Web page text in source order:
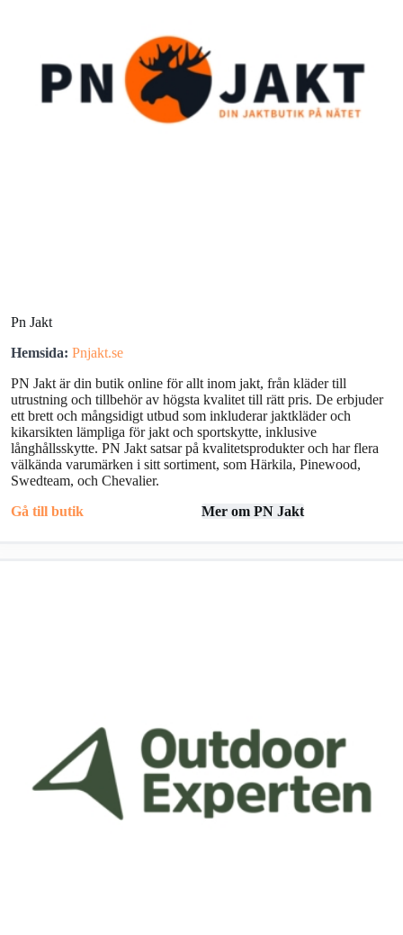
Pn Jakt
Hemsida: Pnjakt.se
PN Jakt är din butik online för allt inom jakt, från kläder till
utrustning och tillbehör av högsta kvalitet till rätt pris. De erbjuder
ett brett och mångsidigt utbud som inkluderar jaktkläder och
kikarsikten lämpliga för jakt och sportskytte, inklusive
långhållsskytte. PN Jakt satsar på kvalitetsprodukter och har flera
välkända varumärken i sitt sortiment, som Härkila, Pinewood,
Swedteam, och Chevalier.
Gå till butik
Mer om PN Jakt